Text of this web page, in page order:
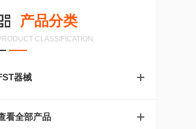
产品分类
CLASSIFICATION
器械
看全部产品